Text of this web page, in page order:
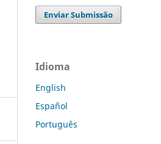
Enviar Submissão
Idioma
English
Español
Português